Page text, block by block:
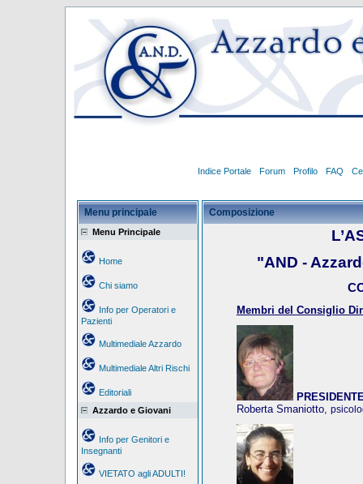
Indice Portale Forum Profilo FAQ
Menu principale
Menu Principale
Home
Chi siamo
Info per Operatori e
Pazienti
Multimediale Azzardo
Multimediale Altri Rischi
Editoriali
Azzardo e Giovani
Info per Genitori e
Insegnanti
VIETATO agli ADULTI!
Composizione
"AND -
Membri del Consiglio
Roberta Smaniotto,